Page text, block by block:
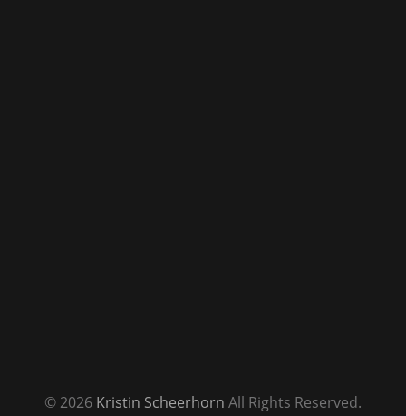
© 2026 Kristin Scheerhorn All Rights Reserved.